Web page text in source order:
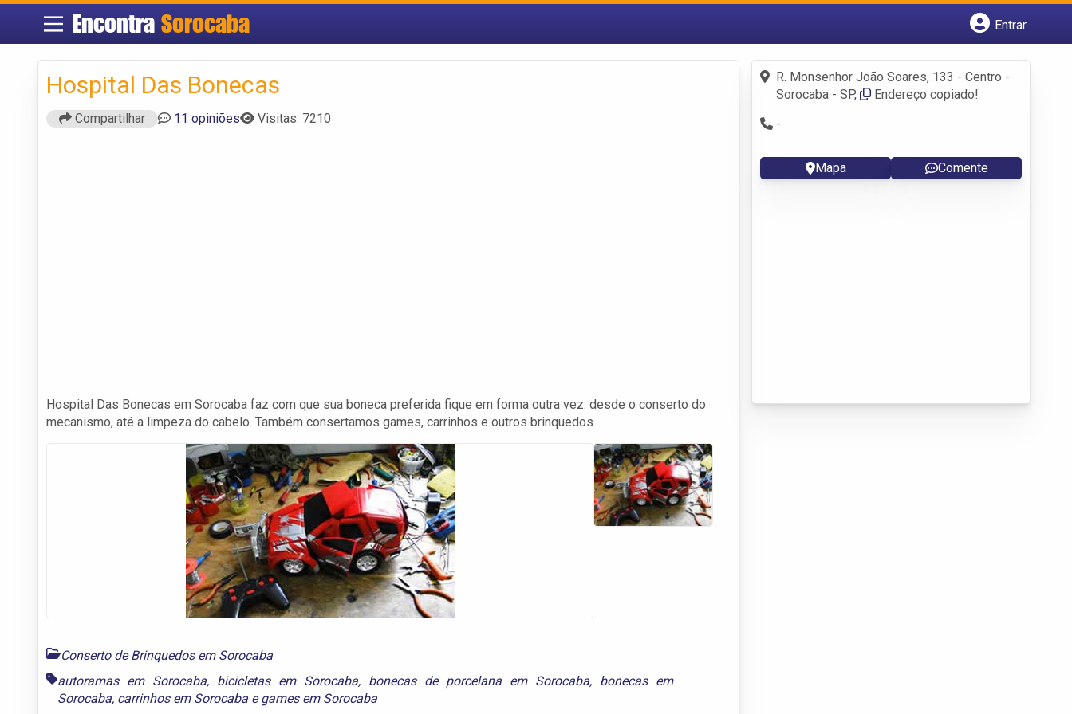
Encontra Sorocaba
Entrar
Fazer login
Criar conta
Hospital Das Bonecas
Compartilhar 11 opiniões Visitas: 7210
Hospital Das Bonecas em Sorocaba faz com que sua boneca preferida fique em forma outra vez: desde o conserto do
mecanismo, até a limpeza do cabelo. Também consertamos games, carrinhos e outros brinquedos.
Conserto de Brinquedos em Sorocaba
autoramas em Sorocaba, bicicletas em Sorocaba, bonecas de porcelana em Sorocaba, bonecas em
Sorocaba, carrinhos em Sorocaba egames em Sorocaba
R. Monsenhor João Soares, 133 - Centro -
Sorocaba - SP,
Endereço copiado!
-
Mapa Comente